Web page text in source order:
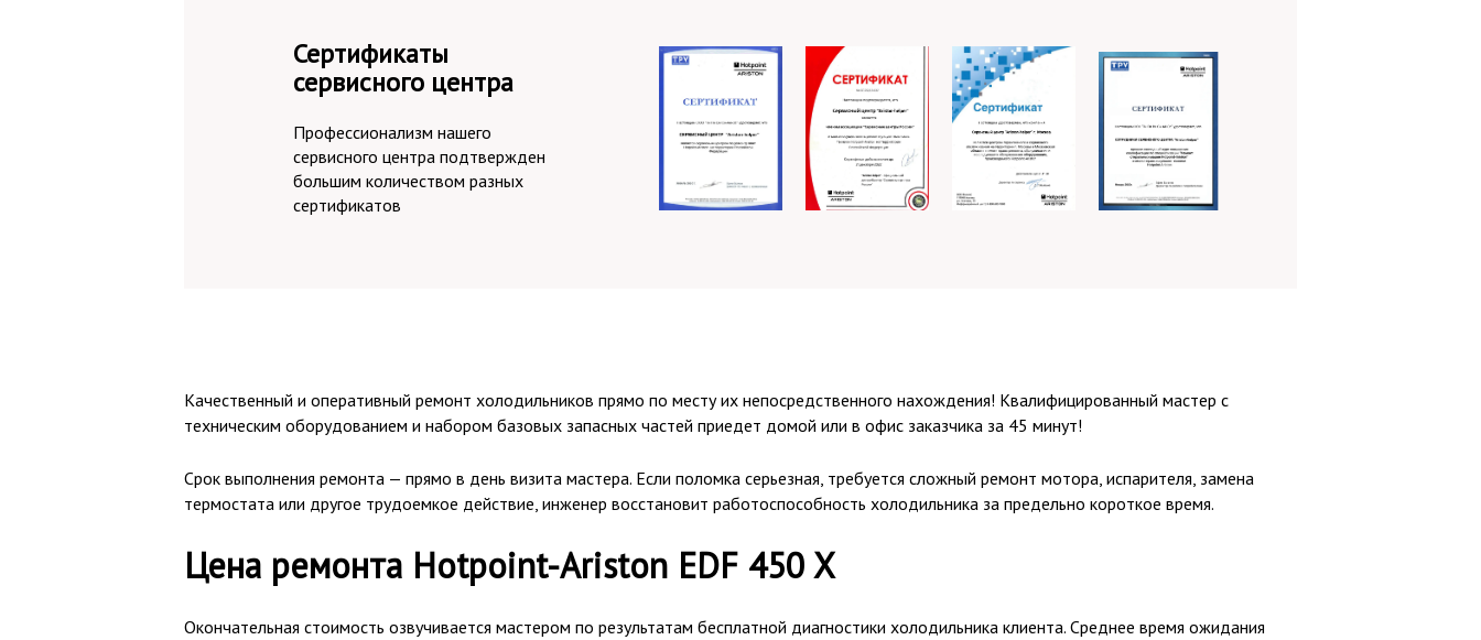
Сертификаты
сервисного центра
Профессионализм нашего
сервисного центра подтвержден
большим количеством разных
сертификатов
Качественный и оперативный ремонт холодильников прямо по месту их непосредственного нахождения! Квалифицированный мастер с
техническим оборудованием и набором базовых запасных частей приедет домой или в офис заказчика за 45 минут!
Срок выполнения ремонта — прямо в день визита мастера. Если поломка серьезная, требуется сложный ремонт мотора, испарителя, замена
термостата или другое трудоемкое действие, инженер восстановит работоспособность холодильника за предельно короткое время.
Цена ремонта Hotpoint-Ariston EDF 450 X
Окончательная стоимость озвучивается мастером по результатам бесплатной диагностики холодильника клиента. Среднее время ожидания